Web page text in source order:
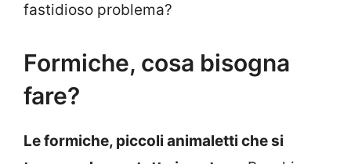
fastidioso problema?
Formiche, cosa bisogna
fare?
Le formiche, piccoli animaletti che si